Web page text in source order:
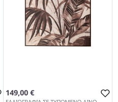
149,00 €